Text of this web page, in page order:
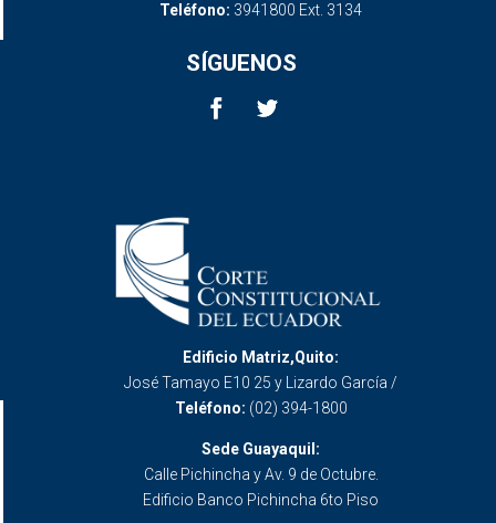
Teléfono: 3941800 Ext. 3134
SÍGUENOS
Edificio Matriz,Quito:
José Tamayo E10 25 y Lizardo García /
Teléfono: (02) 394-1800
Sede Guayaquil:
Calle Pichincha y Av. 9 de Octubre.
Edificio Banco Pichincha 6to Piso